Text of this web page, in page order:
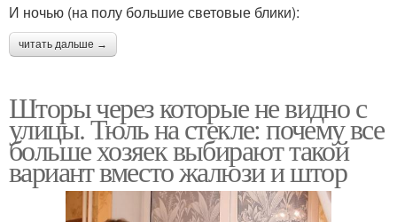
И ночью (на полу большие световые блики):
читать дальше →
Шторы через которые не видно с
улицы. Тюль на стекле: почему все
больше хозяек выбирают такой
вариант вместо жалюзи и штор